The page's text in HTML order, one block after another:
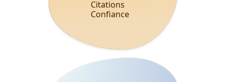
Citations
Confiance